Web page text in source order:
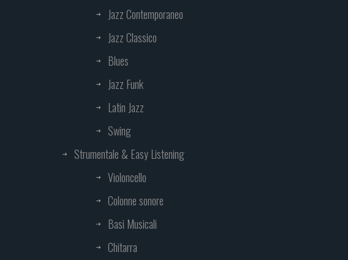
Jazz Contemporaneo
Jazz Classico
Blues
Jazz Funk
Latin Jazz
Swing
Strumentale & Easy Listening
Violoncello
Colonne sonore
Basi Musicali
Chitarra